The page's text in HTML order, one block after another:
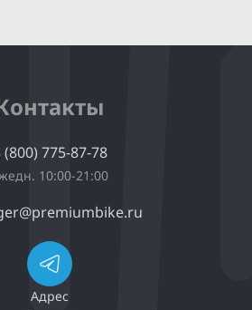
(800) 775-87-78
10:00-21:00
Адрес